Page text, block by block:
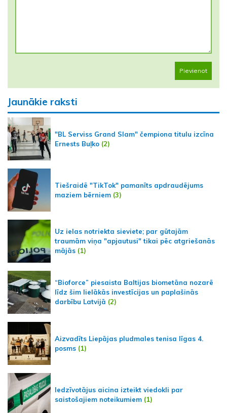
Pievienot
Jaunākie raksti
"BL Serviss Grand Slam" čempiona titulu izcīna
Ernests Buļko (2)
Tiešraidē "TikTok" pamanīts apdraudējums
maziem bērniem (3)
Uz ielas notriekta sieviete; par gūtajām
traumām viņa "apjautusi" tikai pēc atgriešanās
mājās (1)
“Bioforce” piesaista Baltijas biometāna nozarē
līdz šim lielākās investīcijas un paplašinās
darbību Latvijā (2)
Aizvadīts Liepājas pludmales tenisa līgas 4.
posms (1)
Iedzīvotājus aicina izteikt viedokli par
saistošajiem noteikumiem (1)